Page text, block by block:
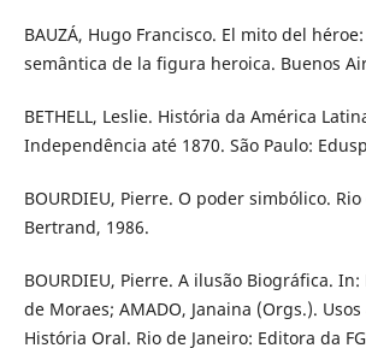
BAUZÁ, Hugo Francisco. El mito del
semântica de la figura heroica. Buenos
BETHELL, Leslie. História da América
Independência até 1870. São Paulo:
BOURDIEU, Pierre. O poder simbólico. Rio
Bertrand, 1986.
BOURDIEU, Pierre. A ilusão Biográfica. In:
de Moraes; AMADO, Janaina (Orgs.).
História Oral. Rio de Janeiro: Editora da